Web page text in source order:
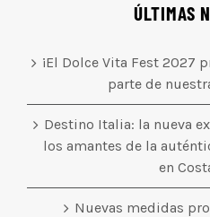
ÚLTIMAS
¡El Dolce Vita Fest 2027
parte de
Destino Italia: la nueva
los amantes de la
en
Nuevas medidas